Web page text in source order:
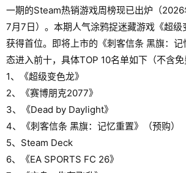
一期的Steam热销游戏周榜现已出炉（
7月7日）。本期人气涂鸦捉迷藏游戏《超级
获得首位。即将上市的《刺客信条 黑旗：
态进入前十，具体TOP 10名单如下（不含免
1、《超级变色龙》
2、《赛博朋克2077》
3、《Dead by Daylight》
4、《刺客信条 黑旗：记忆重置》（预购）
5、Steam Deck
6、《EA SPORTS FC 26》